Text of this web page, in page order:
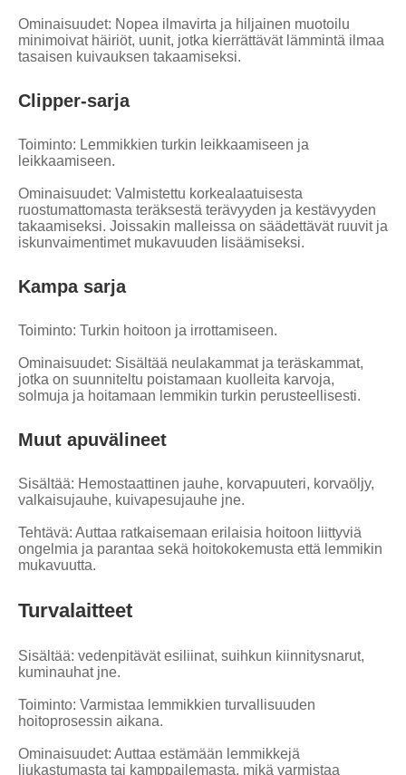
Ominaisuudet: Nopea ilmavirta ja hiljainen muotoilu
minimoivat häiriöt, uunit, jotka kierrättävät lämmintä ilmaa
tasaisen kuivauksen takaamiseksi.
Clipper-sarja
Toiminto: Lemmikkien turkin leikkaamiseen ja
leikkaamiseen.
Ominaisuudet: Valmistettu korkealaatuisesta
ruostumattomasta teräksestä terävyyden ja kestävyyden
takaamiseksi. Joissakin malleissa on säädettävät ruuvit ja
iskunvaimentimet mukavuuden lisäämiseksi.
Kampa sarja
Toiminto: Turkin hoitoon ja irrottamiseen.
Ominaisuudet: Sisältää neulakammat ja teräskammat,
jotka on suunniteltu poistamaan kuolleita karvoja,
solmuja ja hoitamaan lemmikin turkin perusteellisesti.
Muut apuvälineet
Sisältää: Hemostaattinen jauhe, korvapuuteri, korvaöljy,
valkaisujauhe, kuivapesujauhe jne.
Tehtävä: Auttaa ratkaisemaan erilaisia ​​hoitoon liittyviä
ongelmia ja parantaa sekä hoitokokemusta että lemmikin
mukavuutta.
Turvalaitteet
Sisältää: vedenpitävät esiliinat, suihkun kiinnitysnarut,
kuminauhat jne.
Toiminto: Varmistaa lemmikkien turvallisuuden
hoitoprosessin aikana.
Ominaisuudet: Auttaa estämään lemmikkejä
liukastumasta tai kamppailemasta, mikä varmistaa